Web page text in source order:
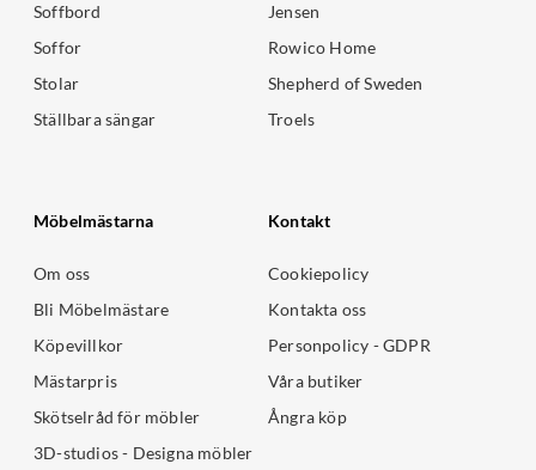
Soffbord
Soffor
Stolar
Ställbara sängar
Jensen
Rowico Home
Shepherd of Sweden
Troels
Möbelmästarna
Om oss
Bli Möbelmästare
Köpevillkor
Mästarpris
Skötselråd för möbler
3D-studios - Designa möbler
Kontakt
Cookiepolicy
Kontakta oss
Personpolicy - GDPR
Våra butiker
Ångra köp